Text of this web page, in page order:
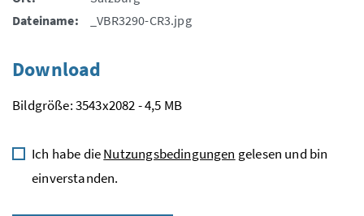
Dateiname:
_VBR3290-CR3.jpg
Download
Bildgröße: 3543x2082 - 4,5 MB
Ich habe dieNutzungsbedingungen gelesen und bin
einverstanden.